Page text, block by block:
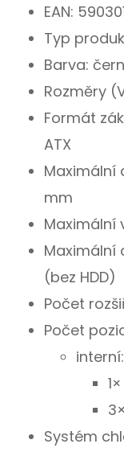
EAN:
Typ
Barva:
Rozměry
Formát
ATX
Maximální
mm
Maximální
Maximální
(bez HDD)
Počet
Počet
interní:
Systém